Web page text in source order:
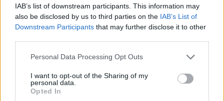
IAB’s list of downstream participants. This information may
also be disclosed by us to third parties on the IAB’s List of
Downstream Participants that may further disclose it to other
Please note that this website/app uses one or more Google
not limited to your visit or usage behaviour. You may click to
grant or deny consent to Google and its third-party tags to
use your data for below specified purposes in below Google
Personal Data Processing Opt Outs
I want to opt-out of the Sharing of my
personal data.
Opted In
olasz bajnokság. Emellett orosz, holland, francia,
skót...
ligakupájuk. Csomó ismétlés.
Eurosport: egyre kevesebb foci, minden más. Nincs
többet MotoGP. Már csak bicikli meg Le Mans miatt